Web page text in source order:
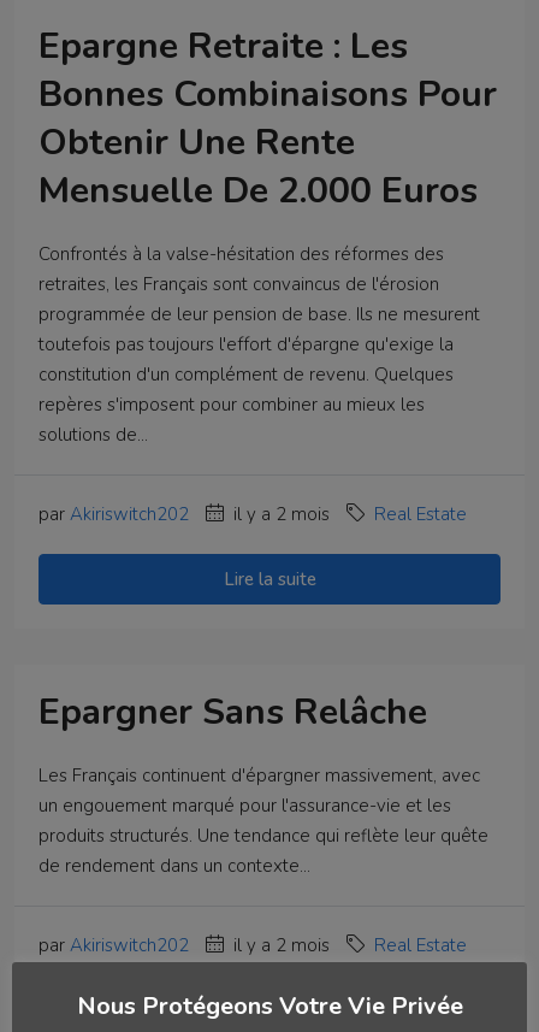
Epargne Retraite : Les
Bonnes Combinaisons Pour
Obtenir Une Rente
Mensuelle De 2.000 Euros
Confrontés à la valse-hésitation des réformes des
retraites, les Français sont convaincus de l'érosion
programmée de leur pension de base. Ils ne mesurent
toutefois pas toujours l'effort d'épargne qu'exige la
constitution d'un complément de revenu. Quelques
repères s'imposent pour combiner au mieux les
solutions de...
par Akiriswitch202 il y a 2 mois Real Estate
Lire la suite
Epargner Sans Relâche
Les Français continuent d'épargner massivement, avec
un engouement marqué pour l'assurance-vie et les
produits structurés. Une tendance qui reflète leur quête
de rendement dans un contexte...
par Akiriswitch202 il y a 2 mois Real Estate
Lire la suite
Nous Protégeons Votre Vie Privée